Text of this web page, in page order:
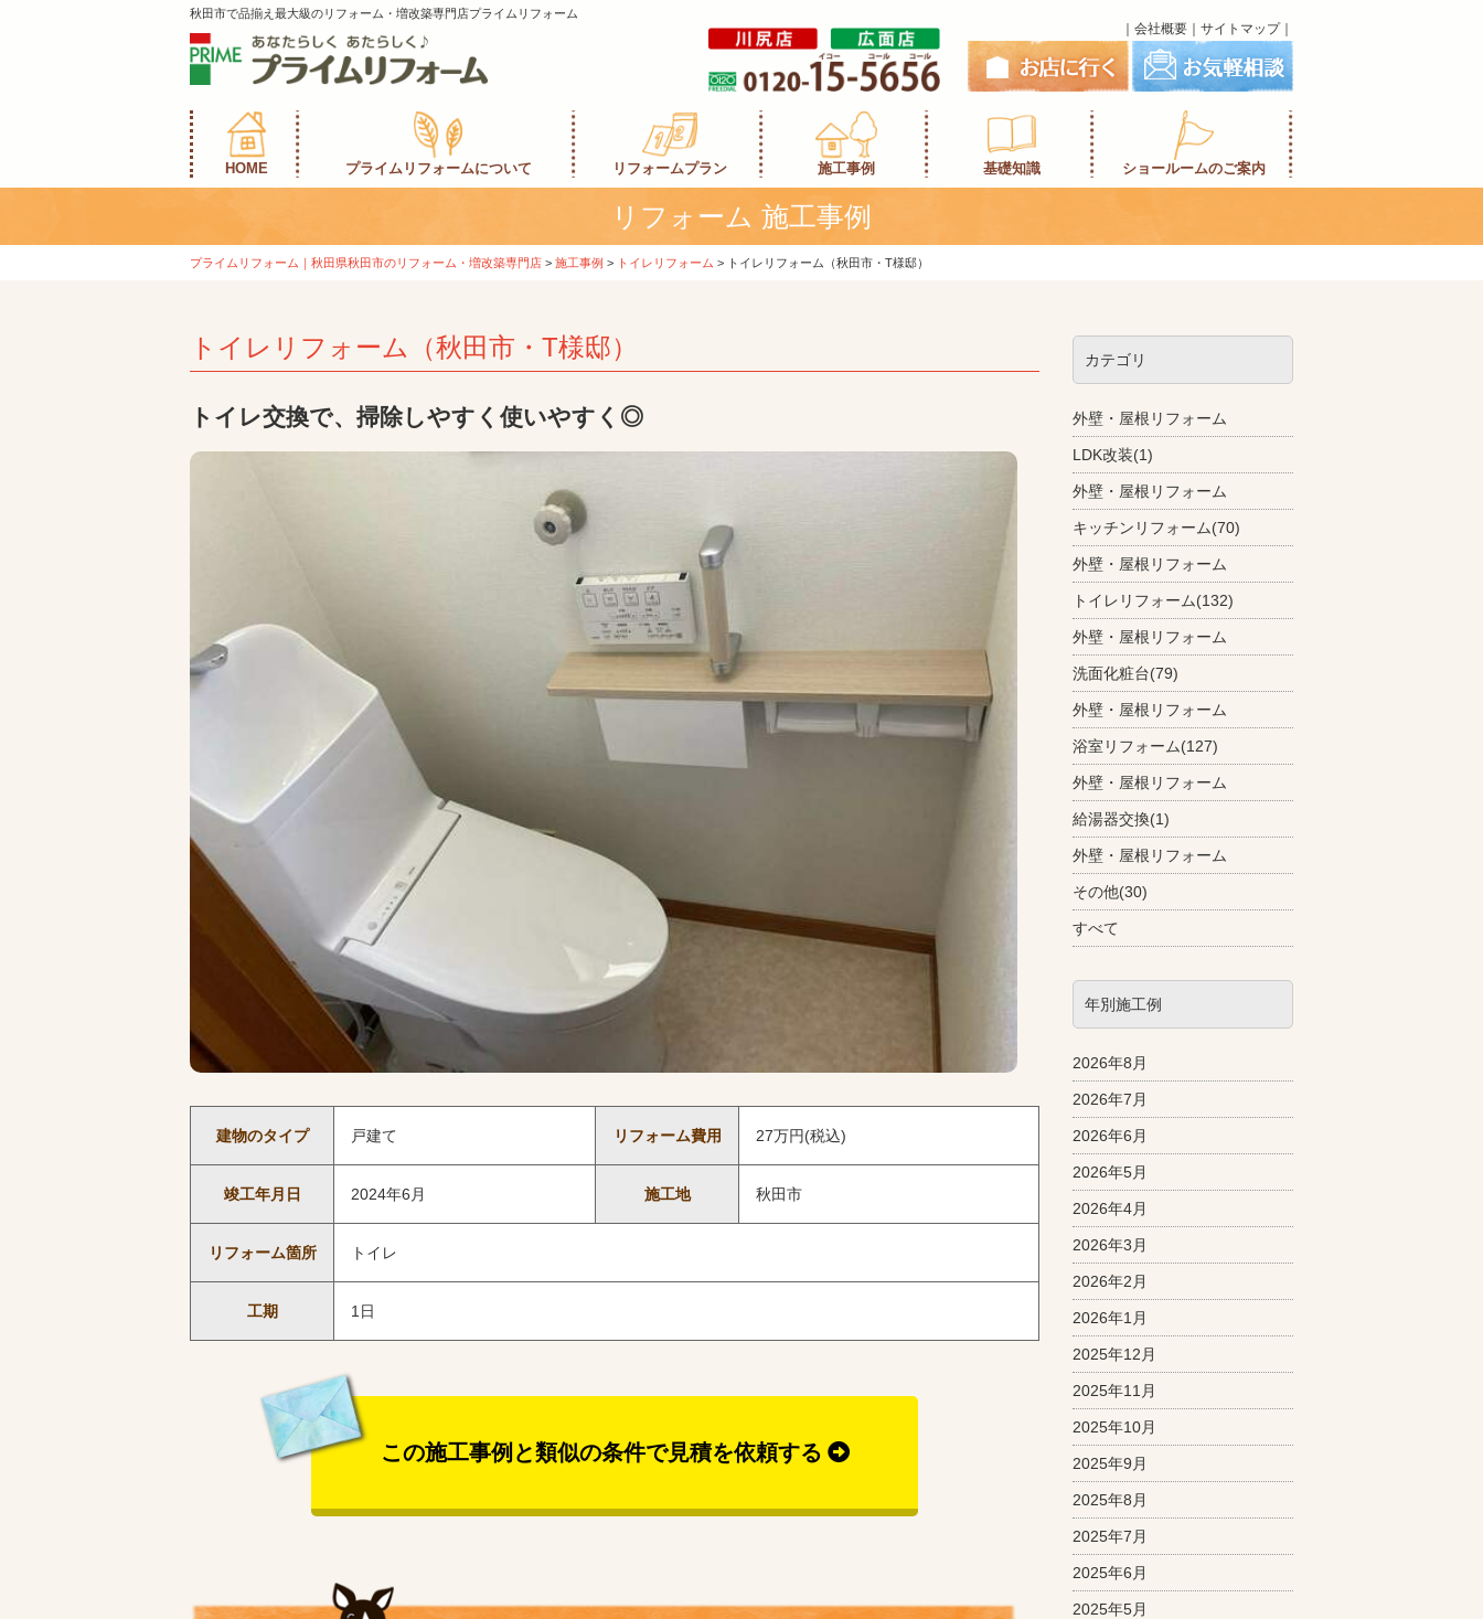
秋田市で品揃え最大級のリフォーム・増改築専門店プライムリフォーム
会社概要 サイトマップ｜
HOME プライムリフォームについて リフォームプラン 施工事例 基礎知識 ショールームのご案内
リフォーム 施工事例
プライムリフォーム｜秋田県秋田市のリフォーム・増改築専門店 > 施工事例 > トイレリフォーム > トイレリフォーム（秋田市・T様邸）
トイレリフォーム（秋田市・T様邸）
トイレ交換で、掃除しやすく使いやすく◎
建物のタイプ 戸建て リフォーム費用 27万円(税込)
竣工年月日 2024年6月 施工地 秋田市
リフォーム箇所 トイレ
工期 1日
この施工事例と類似の条件で見積を依頼する
カテゴリ
外壁・屋根リフォーム
LDK改装(1)
外壁・屋根リフォーム
キッチンリフォーム(70)
外壁・屋根リフォーム
トイレリフォーム(132)
外壁・屋根リフォーム
洗面化粧台(79)
外壁・屋根リフォーム
浴室リフォーム(127)
外壁・屋根リフォーム
給湯器交換(1)
外壁・屋根リフォーム
その他(30)
すべて
年別施工例
2026年8月
2026年7月
2026年6月
2026年5月
2026年4月
2026年3月
2026年2月
2026年1月
2025年12月
2025年11月
2025年10月
2025年9月
2025年8月
2025年7月
2025年6月
2025年5月